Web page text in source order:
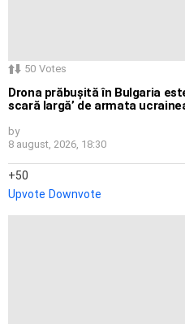
50 Votes
Drona prăbușită în Bulgaria
scară largă’ de armata
by
8 august, 2026, 18:30
50
Upvote Downvote